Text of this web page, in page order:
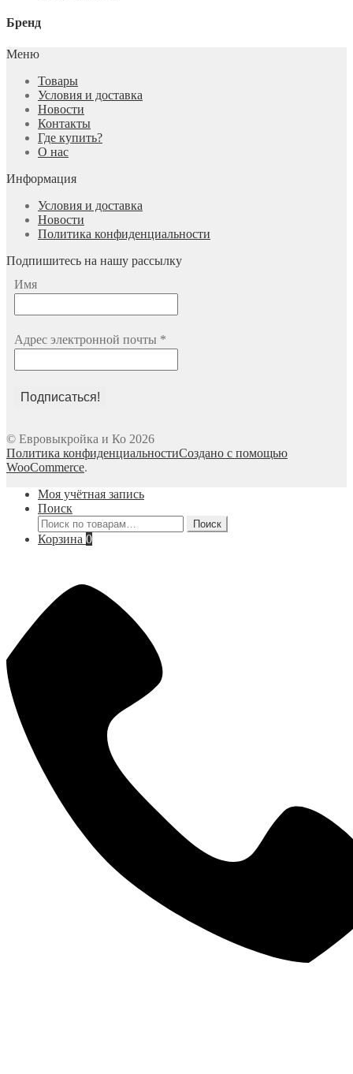
Бренд
Меню
Товары
Условия и доставка
Новости
Контакты
Где купить?
О нас
Информация
Условия и доставка
Новости
Политика конфиденциальности
Подпишитесь на нашу рассылку
Имя
Адрес электронной почты *
© Евровыкройка и Ко 2026
Политика конфиденциальностиСоздано с помощью
WooCommerce.
Моя учётная запись
Поиск
Искать:
Поиск
Корзина 0